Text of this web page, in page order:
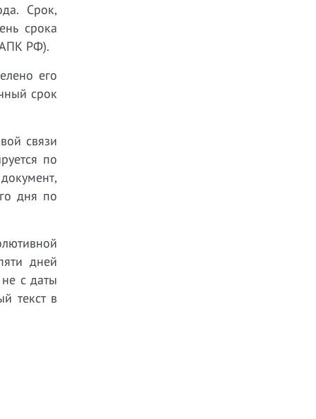
Срок,
срока
АПК РФ).
его
срок
связи
по
дня по
дней
с даты
текст в